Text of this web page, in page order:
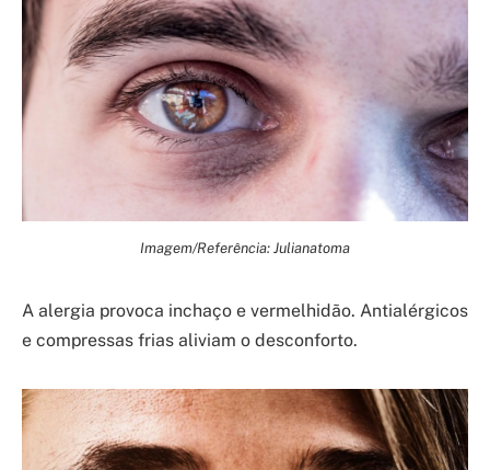
Imagem/Referência: Julianatoma
A alergia provoca inchaço e vermelhidão. Antialérgicos
e compressas frias aliviam o desconforto.